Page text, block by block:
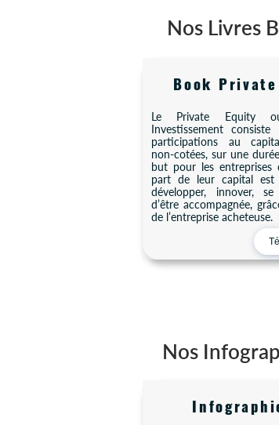
Nos Livres
Book
Le Private Equity
Investissement
participations au
non-cotées, sur une
but pour les entreprises
part de leur capital
développer, innover,
d’être accompagnée,
de l’entreprise acheteuse.
Nos